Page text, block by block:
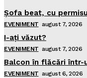
Şofa beat, cu
EVENIMENT august 7, 2026
I-aţi văzut?
EVENIMENT august 7, 2026
Balcon în flăcări într-
EVENIMENT august 6, 2026